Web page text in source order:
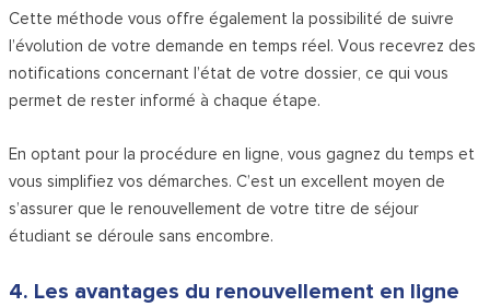
Cette méthode vous offre également la possibilité de suivre
l’évolution de votre demande en temps réel. Vous recevrez des
notifications concernant l’état de votre dossier, ce qui vous
permet de rester informé à chaque étape.
En optant pour la procédure en ligne, vous gagnez du temps et
vous simplifiez vos démarches. C’est un excellent moyen de
s’assurer que le renouvellement de votre titre de séjour
étudiant se déroule sans encombre.
4. Les avantages du renouvellement en ligne